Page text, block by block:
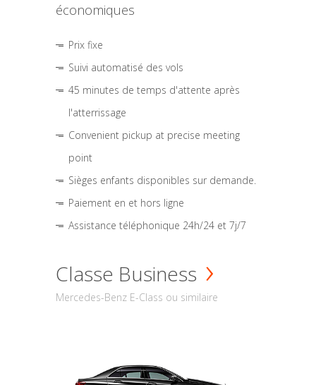
économiques
Prix fixe
Suivi automatisé des vols
45 minutes de temps d'attente après
l'atterrissage
Convenient pickup at precise meeting
point
Sièges enfants disponibles sur demande.
Paiement en et hors ligne
Assistance téléphonique 24h/24 et 7j/7
Classe Business
Mercedes-Benz E-Class ou similaire